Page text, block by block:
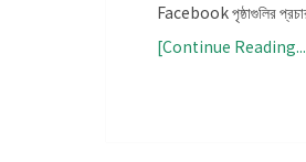
Facebook পৃষ্ঠাগুলির
[Continue